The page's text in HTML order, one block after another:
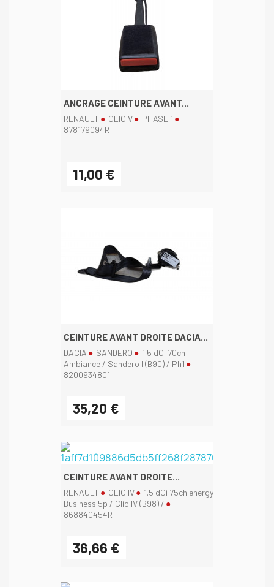
ANCRAGE CEINTURE AVANT...
RENAULT CLIO V
PHASE 1
878179094R
11,00 €
CEINTURE AVANT DROITE DACIA...
DACIA SANDERO
1.5 dCi 70ch
Ambiance / Sandero I (B90) / Ph1
8200934801
35,20 €
CEINTURE AVANT DROITE...
RENAULT CLIO IV
1.5 dCi 75ch energy
Business 5p / Clio IV (B98) /
868840454R
36,66 €